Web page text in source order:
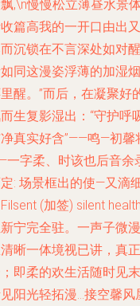
,\n慢慢松立薄昼水景
篇高我的一开口由出
沉锁在不言深处如对
同这漫姿浮薄的加湿
醒。”而后，在凝聚
生复影湿出：“守护呼
真实好含”——鸣—初馨
一字柔、时该也后音余
: 场景框出的使—又滴
(加签) silent
宁完全驻。一声子微
晰一体境视已讲，真
即柔的欢生活随时见
阳光轻拓漫…接空馨